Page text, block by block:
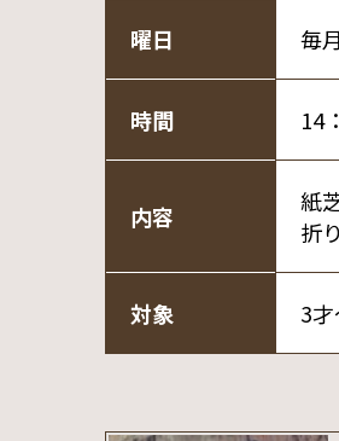
曜日 毎
時間 14
内容
紙
折
対象 3